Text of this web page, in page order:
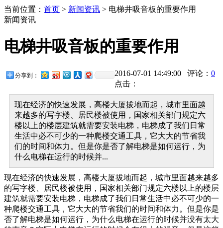
当前位置： 首页 > 新闻资讯 > 电梯井吸音板的重要作用
新闻资讯
电梯井吸音板的重要作用
分享到： 2016-07-01 14:49:00 评论： 0
点击：
现在经济的快速发展，高楼大厦拔地而起，城市里面越
来越多的写字楼、居民楼被使用，国家相关部门规定六
楼以上的楼层建筑就需要安装电梯，电梯成了我们日常
生活中必不可少的一种爬楼交通工具，它大大的节省我
们的时间和体力。但是你是否了解电梯是如何运行，为
什么电梯在运行的时候并...
现在经济的快速发展，高楼大厦拔地而起，城市里面越来越多
的写字楼、居民楼被使用，国家相关部门规定六楼以上的楼层
建筑就需要安装电梯，电梯成了我们日常生活中必不可少的一
种爬楼交通工具，它大大的节省我们的时间和体力。但是你是
否了解电梯是如何运行，为什么电梯在运行的时候并没有太大